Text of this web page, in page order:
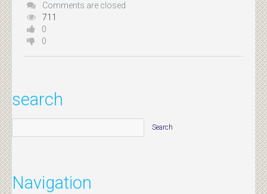
Comments are closed
711
0
0
search
Navigation